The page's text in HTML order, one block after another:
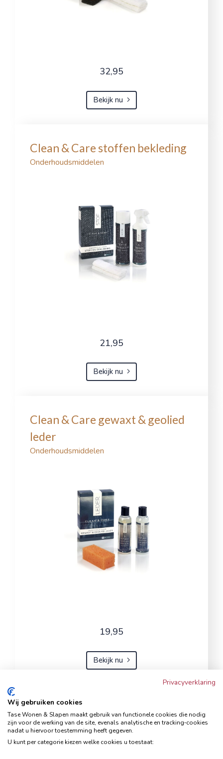
32,95
Bekijk nu
Clean & Care stoffen bekleding
Onderhoudsmiddelen
21,95
Bekijk nu
Clean & Care gewaxt & geolied
leder
Onderhoudsmiddelen
19,95
Bekijk nu
Hoekbank Famanti lichtgrijs
rechts
Hoekbanken
Privacyverklaring
Wij gebruiken cookies
Tase Wonen & Slapen maakt gebruik van functionele cookies die nodig
zijn voor de werking van de site, evenals analytische en tracking‑cookies
nadat u hiervoor toestemming heeft gegeven.
U kunt per categorie kiezen welke cookies u toestaat: